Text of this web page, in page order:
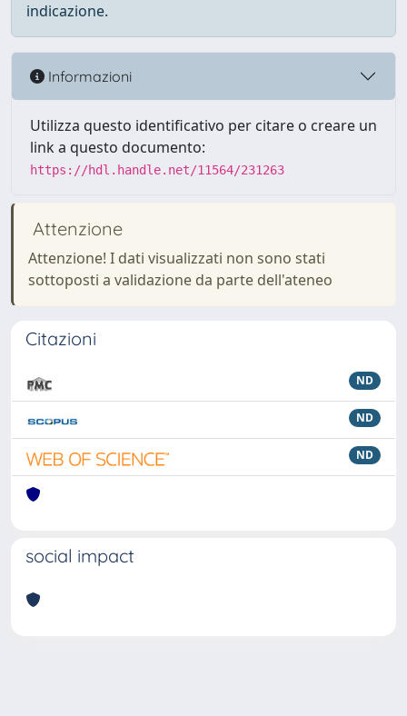
indicazione.
Informazioni
Utilizza questo identificativo per citare o creare un
link a questo documento:
https://hdl.handle.net/11564/231263
Attenzione
Attenzione! I dati visualizzati non sono stati
sottoposti a validazione da parte dell'ateneo
Citazioni
ND
ND
ND
social impact